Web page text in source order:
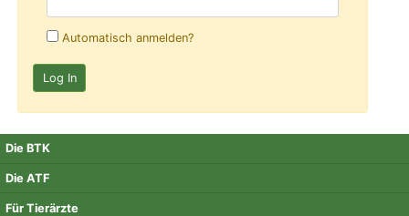
Automatisch anmelden?
Die BTK
Die ATF
Für Tierärzte